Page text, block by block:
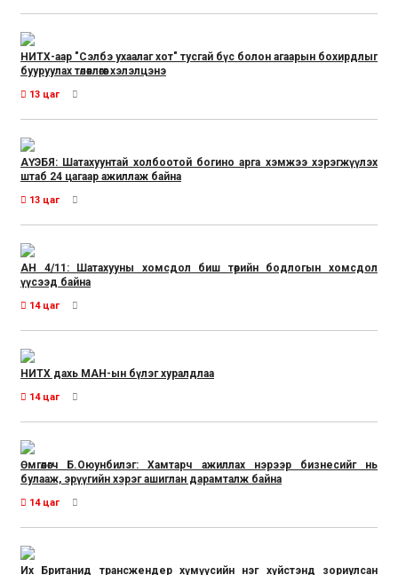
НИТХ-аар "Сэлбэ ухаалаг хот" тусгай бүс болон агаарын бохирдлыг
бууруулах төлөвлөгөөг хэлэлцэнэ
13 цаг
АҮЭБЯ: Шатахуунтай холбоотой богино арга хэмжээ хэрэгжүүлэх
штаб 24 цагаар ажиллаж байна
13 цаг
АН 4/11: Шатахууны хомсдол биш төрийн бодлогын хомсдол
үүсээд байна
14 цаг
НИТХ дахь МАН-ын бүлэг хуралдлаа
14 цаг
Өмгөөлөгч Б.Оюунбилэг: Хамтарч ажиллах нэрээр бизнесийг нь
булааж, эрүүгийн хэрэг ашиглан дарамталж байна
14 цаг
Их Британид трансжендер хүмүүсийн нэг хүйстэнд зориулсан